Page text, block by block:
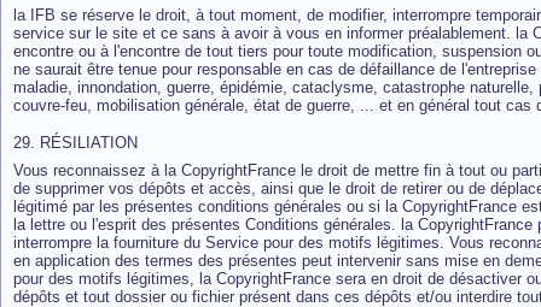
la IFB se réserve le droit, à tout moment, de modifier, interrompre
service sur le site et ce sans à avoir à vous en informer préalablement. la
encontre ou à l'encontre de tout tiers pour toute modification, suspension
ne saurait être tenue pour responsable en cas de défaillance de
maladie, innondation, guerre, épidémie, cataclysme, catastrophe
couvre-feu, mobilisation générale, état de guerre, ... et en général tout cas
29. RÉSILIATION
Vous reconnaissez à la CopyrightFrance le droit de mettre fin à tout ou
de supprimer vos dépôts et accès, ainsi que le droit de retirer ou de
légitimé par les présentes conditions générales ou si la CopyrightFrance
la lettre ou l'esprit des présentes Conditions générales. la
interrompre la fourniture du Service pour des motifs légitimes. Vous
en application des termes des présentes peut intervenir sans mise en
pour des motifs légitimes, la CopyrightFrance sera en droit de désactiver
dépôts et tout dossier ou fichier présent dans ces dépôts et/ou interdire